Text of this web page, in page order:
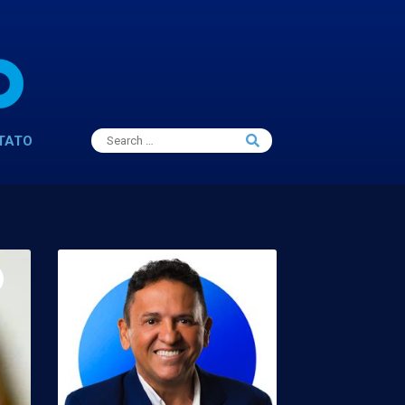
Search
for:
Search